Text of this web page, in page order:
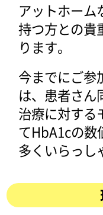
アットホーム
持つ方との貴
ります。
今までにご参
は、患者さん
治療に対する
てHbA1cの数
多くいらっし